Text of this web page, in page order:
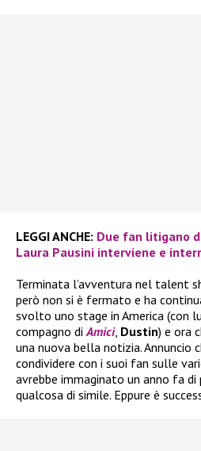
LEGGI ANCHE: Due fan litigano
Laura Pausini interviene e
Terminata l’avventura nel talent
però non si è fermato e ha
svolto uno stage in America (con
compagno diAmici, Dustin) e ora
una nuova bella notizia. Annuncio
condividere con i suoi fan sulle
avrebbe immaginato un anno fa
qualcosa di simile. Eppure è